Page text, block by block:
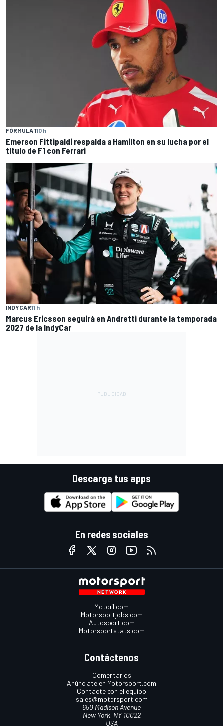
FÓRMULA 110 h
Emerson Fittipaldi respalda a Hamilton en su lucha por el
título de F1 con Ferrari
INDYCAR11 h
Marcus Ericsson seguirá en Andretti durante la temporada
2027 de la IndyCar
Descarga tus apps
En redes sociales
Motor1.com
Motorsportjobs.com
Autosport.com
Motorsportstats.com
Contáctenos
Comentarios
Anúnciate en Motorsport.com
Contacte con el equipo
sales@motorsport.com
650 Madison Avenue
New York, NY 10022
USA